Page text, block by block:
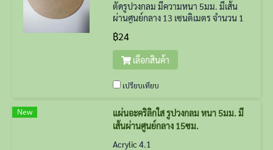
ตัดรูปวงกลม มีความหนา 5มม. มีเส้น
ผ่านศูนย์กลาง 13 เซนติเมตร จำนวน 1
แผ่น
฿24
เลือกสินค้า
เปรียบเทียบ
New
แผ่นอะคริลิกใส รูปวงกลม หนา 5มม. มี
เส้นผ่านศูนย์กลาง 15ซม.
Acrylic 4.1